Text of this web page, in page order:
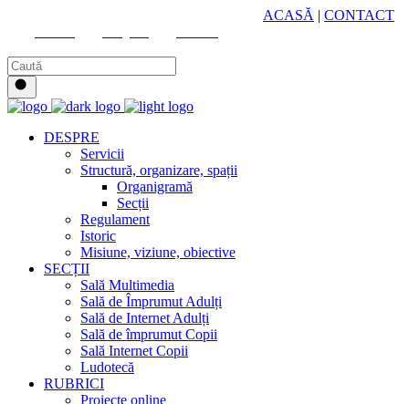
ACASĂ | CONTACT
DESPRE
Servicii
Structură, organizare, spații
Organigramă
Secții
Regulament
Istoric
Misiune, viziune, obiective
SECȚII
Sală Multimedia
Sală de Împrumut Adulți
Sală de Internet Adulți
Sală de împrumut Copii
Sală Internet Copii
Ludotecă
RUBRICI
Proiecte online